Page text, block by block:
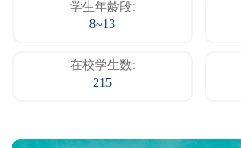
学生年龄段:
8~13
在校学生数:
215